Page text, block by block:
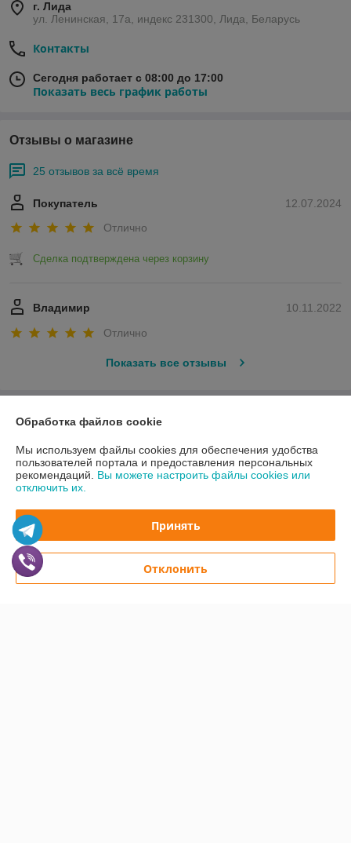
г. Лида
ул. Ленинская, 17а, индекс 231300, Лида, Беларусь
Контакты
Сегодня работает с 08:00 до 17:00
Показать весь график работы
Отзывы о магазине
25 отзывов за всё время
12.07.2024
Покупатель
Отлично
Сделка подтверждена через корзину
10.11.2022
Владимир
Отлично
Показать все отзывы
О нас
Контакты
Доставка и оплата
График работы
Полная версия сайта
Обработка файлов cookie
Мы используем файлы cookies для обеспечения удобства
пользователей портала и предоставления персональных
рекомендаций. Вы можете настроить файлы cookies или
отключить их.
Принять
Отклонить